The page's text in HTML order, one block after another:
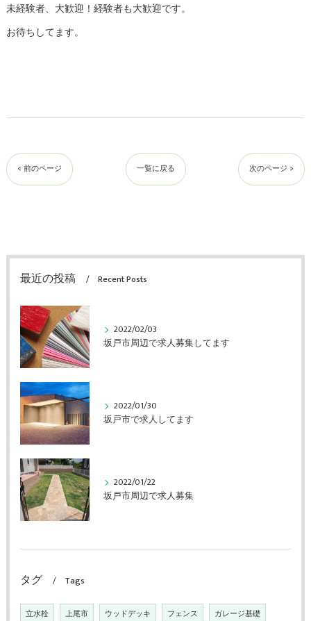
未経験者、大歓迎！経験者も大歓迎です。
お待ちしてます。
< 前のページ 一覧に戻る 次のページ >
最近の投稿 Recent Posts
2022/02/03
坂戸市周辺で求人募集してます
2022/01/30
坂戸市で求人してます
2022/01/22
坂戸市周辺で求人募集
タグ Tags
立水栓 上尾市 ウッドデッキ フェンス ガレージ基礎